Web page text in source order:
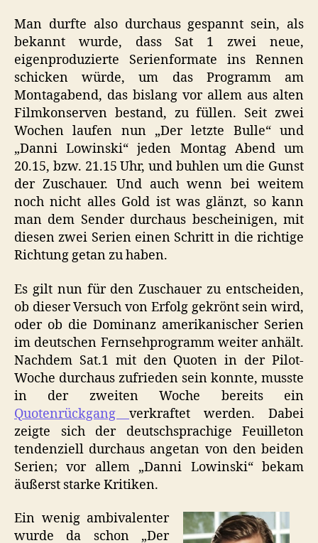
Man durfte also durchaus gespannt sein, als
bekannt wurde, dass Sat 1 zwei neue,
eigenproduzierte Serienformate ins Rennen
schicken würde, um das Programm am
Montagabend, das bislang vor allem aus alten
Filmkonserven bestand, zu füllen. Seit zwei
Wochen laufen nun „Der letzte Bulle“ und
„Danni Lowinski“ jeden Montag Abend um
20.15, bzw. 21.15 Uhr, und buhlen um die Gunst
der Zuschauer. Und auch wenn bei weitem
noch nicht alles Gold ist was glänzt, so kann
man dem Sender durchaus bescheinigen, mit
diesen zwei Serien einen Schritt in die richtige
Richtung getan zu haben.
Es gilt nun für den Zuschauer zu entscheiden,
ob dieser Versuch von Erfolg gekrönt sein wird,
oder ob die Dominanz amerikanischer Serien
im deutschen Fernsehprogramm weiter anhält.
Nachdem Sat.1 mit den Quoten in der Pilot-
Woche durchaus zufrieden sein konnte, musste
in der zweiten Woche bereits ein
Quotenrückgang verkraftet werden. Dabei
zeigte sich der deutschsprachige Feuilleton
tendenziell durchaus angetan von den beiden
Serien; vor allem „Danni Lowinski“ bekam
äußerst starke Kritiken.
Ein wenig ambivalenter
wurde da schon „Der